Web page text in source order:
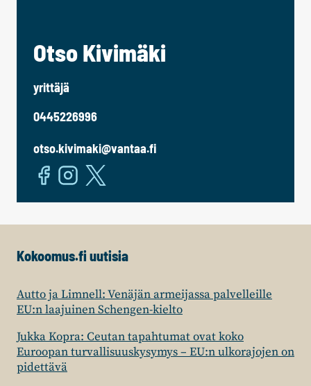
Otso Kivimäki
yrittäjä
0445226996
otso.kivimaki@vantaa.fi
Kokoomus.fi uutisia
Autto ja Limnell: Venäjän armeijassa palvelleille
EU:n laajuinen Schengen-kielto
Jukka Kopra: Ceutan tapahtumat ovat koko
Euroopan turvallisuuskysymys – EU:n ulkorajojen on
pidettävä